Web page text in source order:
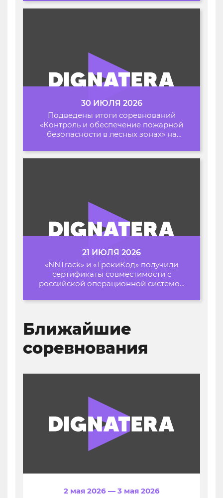
30 ИЮЛЯ 2026
Подведены итоги соревнований
«Контроль и обеспечение пожарной
безопасности в лесных зонах» на
21 ИЮЛЯ 2026
«NNTrack» и «ТрекиКод» получили
сертификаты совместимости с
российской операционной системой
Ближайшие
соревнования
2 мая 2026 — 3 мая 2026